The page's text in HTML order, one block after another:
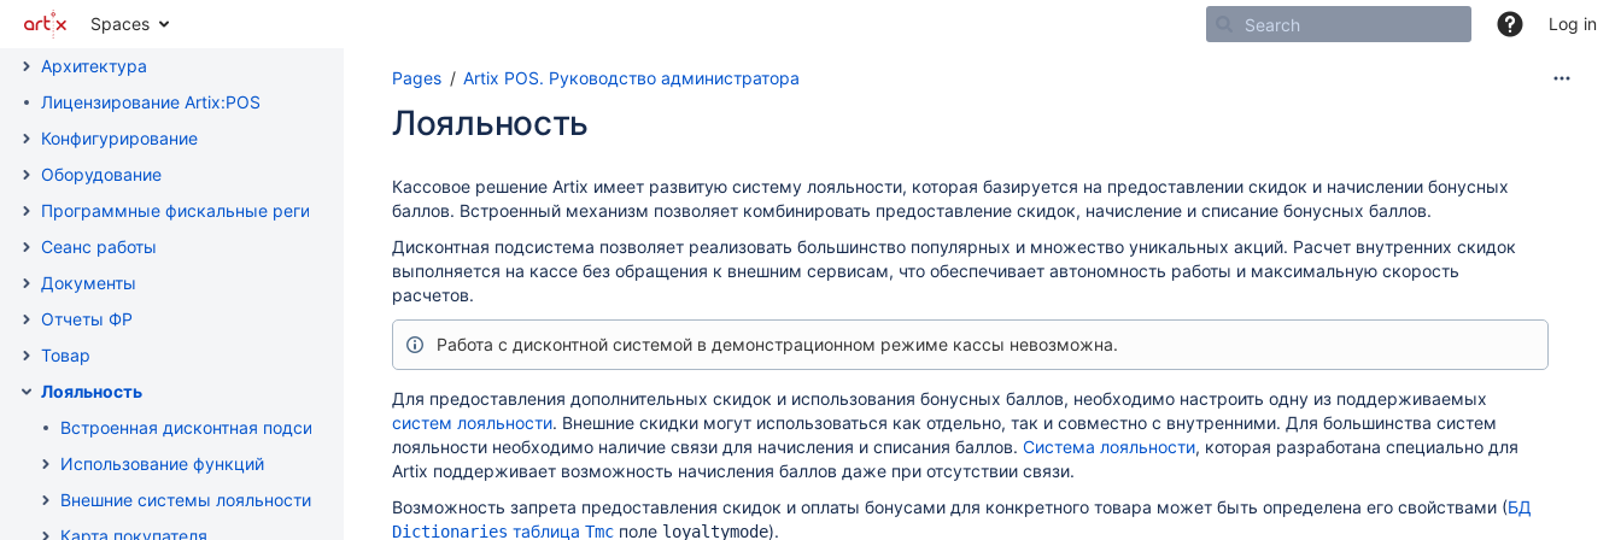
Spaces Log in
Установка и обновление
Архитектура
Лицензирование Artix:POS
Конфигурирование
Оборудование
Программные фискальные регистраторы
Сеанс работы
Документы
Отчеты ФР
Товар
Лояльность
Встроенная дисконтная подсистема
Использование функций
Внешние системы лояльности
Карта покупателя
Pages Artix POS. Руководство администратора
Лояльность
Кассовое решение Artix имеет развитую систему лояльности, которая базируется на предоставлении скидок и начислении бонусных
баллов. Встроенный механизм позволяет комбинировать предоставление скидок, начисление и списание бонусных баллов.
Дисконтная подсистема позволяет реализовать большинство популярных и множество уникальных акций. Расчет внутренних скидок
выполняется на кассе без обращения к внешним сервисам, что обеспечивает автономность работы и максимальную скорость
расчетов.
Работа с дисконтной системой в демонстрационном режиме кассы невозможна.
Для предоставления дополнительных скидок и использования бонусных баллов, необходимо настроить одну из поддерживаемых
систем лояльности. Внешние скидки могут использоваться как отдельно, так и совместно с внутренними. Для большинства систем
лояльности необходимо наличие связи для начисления и списания баллов. Система лояльности, которая разработана специально для
Artix поддерживает возможность начисления баллов даже при отсутствии связи.
Возможность запрета предоставления скидок и оплаты бонусами для конкретного товара может быть определена его свойствами (БД
Dictionaries таблица Tmc поле loyaltymode).